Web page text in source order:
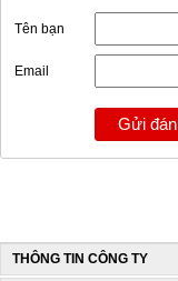
Tên bạn
Email
Gửi
THÔNG TIN CÔNG TY